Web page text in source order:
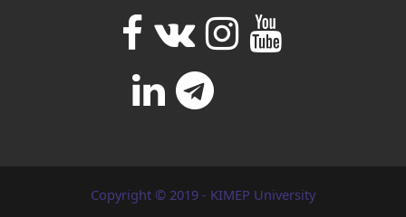
Copyright © 2019 - KIMEP University